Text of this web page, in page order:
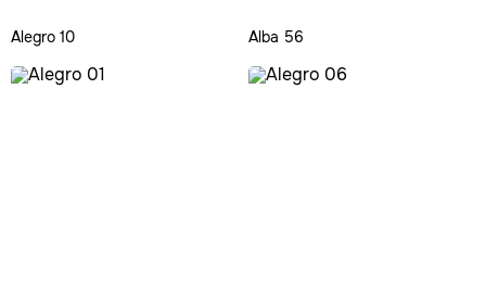
Alegro 10 Alba 56